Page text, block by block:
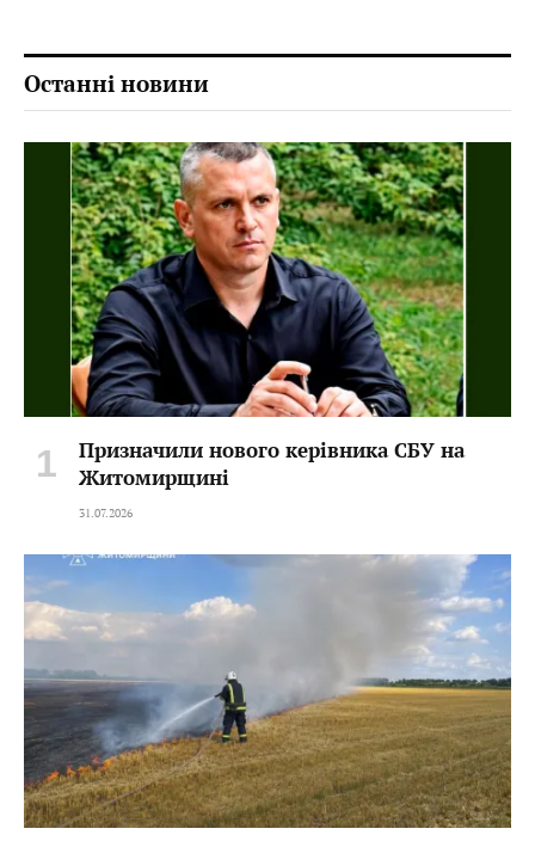
Останні новини
Призначили нового керівника СБУ на
Житомирщині
31.07.2026